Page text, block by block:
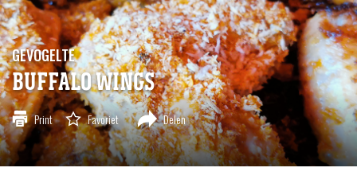
GEVOGELTE
BUFFALO WINGS
Print Favoriet Delen